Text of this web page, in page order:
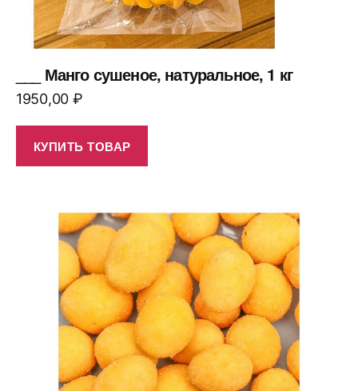
___ Манго сушеное, натуральное, 1 кг
1950,00 ₽
КУПИТЬ ТОВАР